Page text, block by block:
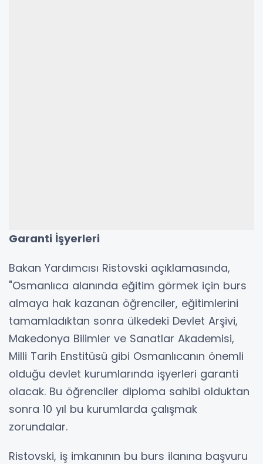
Garanti İşyerleri
Bakan Yardımcısı Ristovski açıklamasında,
"Osmanlıca alanında eğitim görmek için burs
almaya hak kazanan öğrenciler, eğitimlerini
tamamladıktan sonra ülkedeki Devlet Arşivi,
Makedonya Bilimler ve Sanatlar Akademisi,
Milli Tarih Enstitüsü gibi Osmanlıcanın önemli
olduğu devlet kurumlarında işyerleri garanti
olacak. Bu öğrenciler diploma sahibi olduktan
sonra 10 yıl bu kurumlarda çalışmak
zorundalar.
Ristovski, iş imkanının bu burs ilanına başvuru